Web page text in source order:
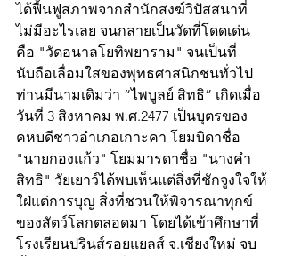
ได้ฟื้นฟูสภาพจากสำนักสงฆ์วิปัสสนาที่
ไม่มีอะไรเลย จนกลายเป็นวัดที่โดดเด่น
คือ "วัดอนาลโยทิพยาราม" จนเป็นที่
นับถือเลื่อมใสของพุทธศาสนิกชนทั่วไป
ท่านมีนามเดิมว่า “ไพบูลย์ สิทธิ” เกิดเมื่อ
วันที่ 3 สิงหาคม พ.ศ.2477 เป็นบุตรของ
คหบดีชาวอำเภอเกาะคา โยมบิดาชื่อ
"นายกองแก้ว" โยมมารดาชื่อ "นางคำ
สิทธิ" วัยเยาว์ได้พบเห็นแต่สิ่งที่ชักจูงใจให้
ใฝ่แต่การบุญ สิ่งที่ชวนให้พิจารณาทุกข์
ของสัตว์โลกตลอดมา โดยได้เข้าศึกษาที่
โรงเรียนปรินส์รอยแยลส์ จ.เชียงใหม่ จบ